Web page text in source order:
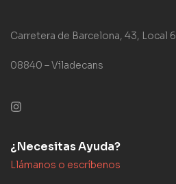
Carretera de Barcelona, 43, Local 6
08840 – Viladecans
¿Necesitas Ayuda?
Llámanos o escríbenos